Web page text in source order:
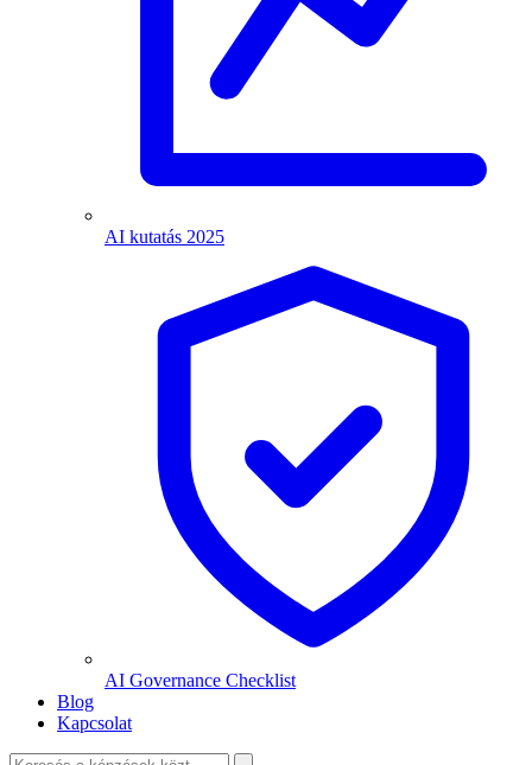
AI kutatás 2025
AI Governance Checklist
Blog
Kapcsolat